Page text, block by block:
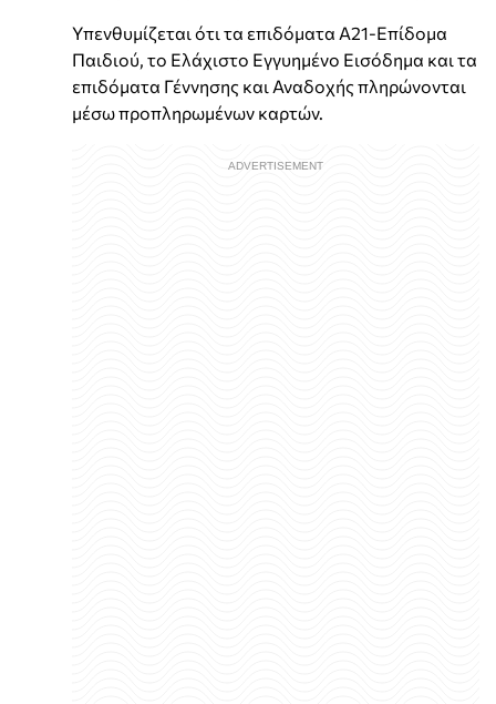
Υπενθυμίζεται ότι τα επιδόματα Α21-Επίδομα
Παιδιού, το Ελάχιστο Εγγυημένο Εισόδημα και τα
επιδόματα Γέννησης και Αναδοχής πληρώνονται
μέσω προπληρωμένων καρτών.